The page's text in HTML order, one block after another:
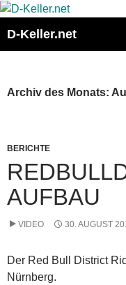
Zum
springen
D-Keller.net
Archiv des Monats:
BERICHTE
AUFBAU
VIDEO 30. AUGUST
Der Red Bull District
Nürnberg.